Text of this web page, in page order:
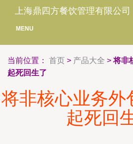
上海鼎四方餐饮管理有限公司
MENU
当前位置： 首页 > 产品大全 > 将非
起死回生了
将非核心业务外
起死回